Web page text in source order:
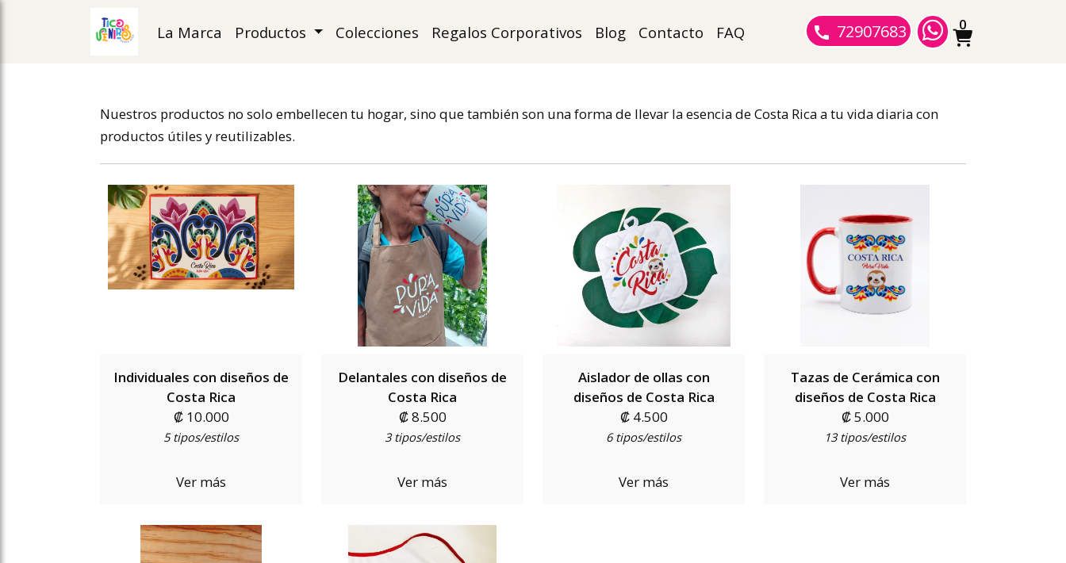
slideout menu.La Marca Productos Colecciones Regalos Corporativos Blog Contacto FAQ 72907683 0
Nuestros productos no solo embellecen tu hogar, sino que también son una forma de llevar la esencia de Costa Rica a tu vida diaria con
productos útiles y reutilizables.
Individuales con diseños de
Costa Rica
₡ 10.000
5 tipos/estilos
Ver más
Delantales con diseños de
Costa Rica
₡ 8.500
3 tipos/estilos
Ver más
Aislador de ollas con
diseños de Costa Rica
₡ 4.500
6 tipos/estilos
Ver más
Tazas de Cerámica con
diseños de Costa Rica
₡ 5.000
13 tipos/estilos
Ver más